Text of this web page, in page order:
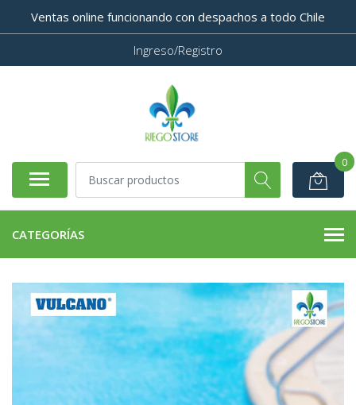
Ventas online funcionando con despachos a todo Chile
Ingreso/Registro
0
CATEGORÍAS